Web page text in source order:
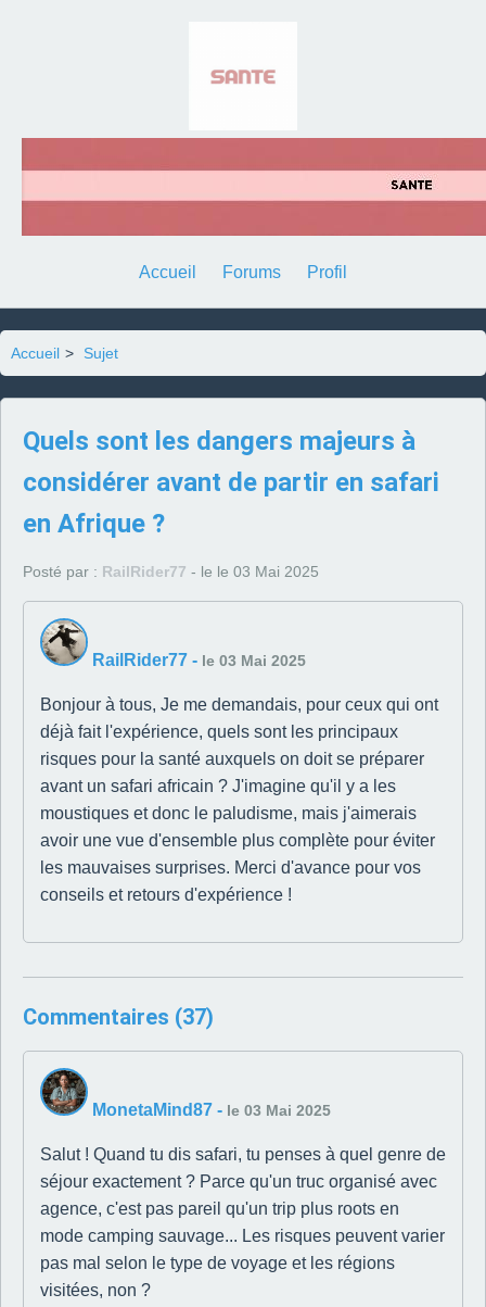
Accueil Forums Profil
Accueil > Sujet
Quels sont les dangers majeurs à
considérer avant de partir en safari
en Afrique ?
Posté par : RailRider77 - le le 03 Mai 2025
RailRider77 - le 03 Mai 2025
Bonjour à tous, Je me demandais, pour ceux qui ont
déjà fait l'expérience, quels sont les principaux
risques pour la santé auxquels on doit se préparer
avant un safari africain ? J'imagine qu'il y a les
moustiques et donc le paludisme, mais j'aimerais
avoir une vue d'ensemble plus complète pour éviter
les mauvaises surprises. Merci d'avance pour vos
conseils et retours d'expérience !
Commentaires (37)
MonetaMind87 - le 03 Mai 2025
Salut ! Quand tu dis safari, tu penses à quel genre de
séjour exactement ? Parce qu'un truc organisé avec
agence, c'est pas pareil qu'un trip plus roots en
mode camping sauvage... Les risques peuvent varier
pas mal selon le type de voyage et les régions
visitées, non ?